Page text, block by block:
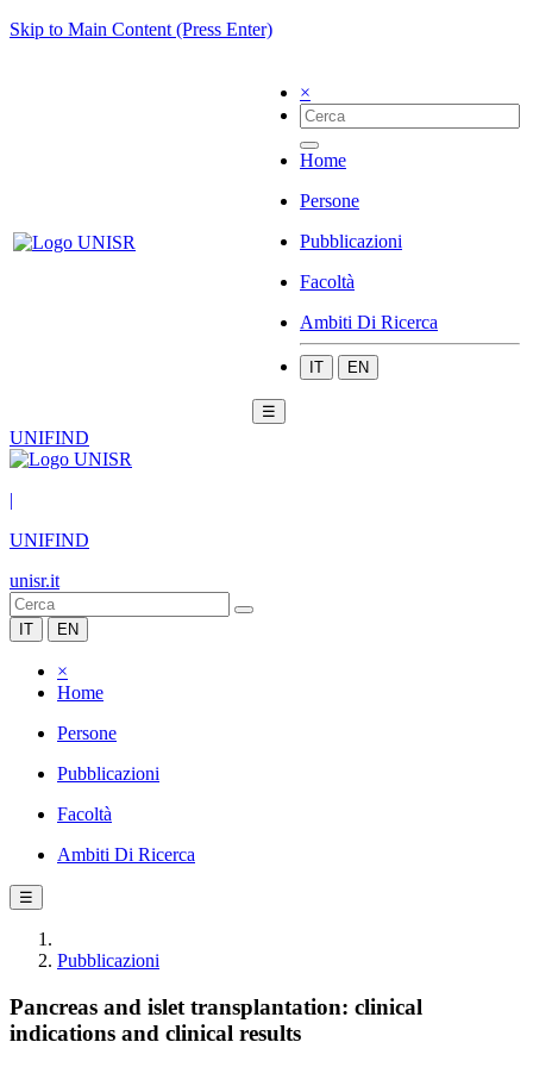
Skip to Main Content (Press Enter)
×
Home
Persone
Pubblicazioni
Facoltà
Ambiti Di Ricerca
IT EN
☰
UNIFIND
|
UNIFIND
unisr.it
IT EN
×
Home
Persone
Pubblicazioni
Facoltà
Ambiti Di Ricerca
☰
Pubblicazioni
Pancreas and islet transplantation: clinical
indications and clinical results